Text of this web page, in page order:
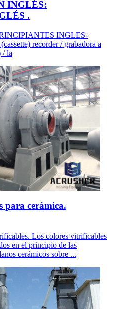
INGLÉS:
.
INGLES-
recorder / grabadora a
/ la
para cerámica.
Los colores vitrificables
en el principio de las
cerámicos sobre ...